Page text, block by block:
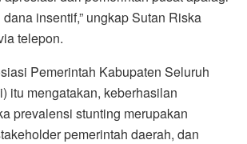
insentif,” ungkap Sutan Riska
telepon.
Pemerintah Kabupaten Seluruh
itu mengatakan, keberhasilan
prevalensi stunting merupakan
pemerintah daerah, dan